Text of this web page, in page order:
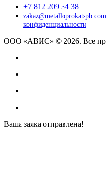
+7 812 209 34 38
zakaz@metalloprokatspb.com
конфиденциальности
ООО «АВИС» © 2026. Все
Ваша заяка отправлена!